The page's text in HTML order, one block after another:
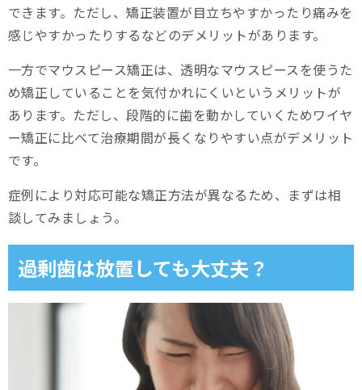
できます。ただし、矯正装置が目立ちやすかったり痛みを
感じやすかったりするなどのデメリットがあります。
一方でマウスピース矯正は、透明なマウスピースを使うた
め矯正していることを気付かれにくいというメリットが
あります。ただし、段階的に歯を動かしていくためワイヤ
ー矯正に比べて治療期間が長くなりやすい点がデメリット
です。
症例により対応可能な矯正方法が異なるため、まずは相
談してみましょう。
過剰歯は放置しても大丈夫？